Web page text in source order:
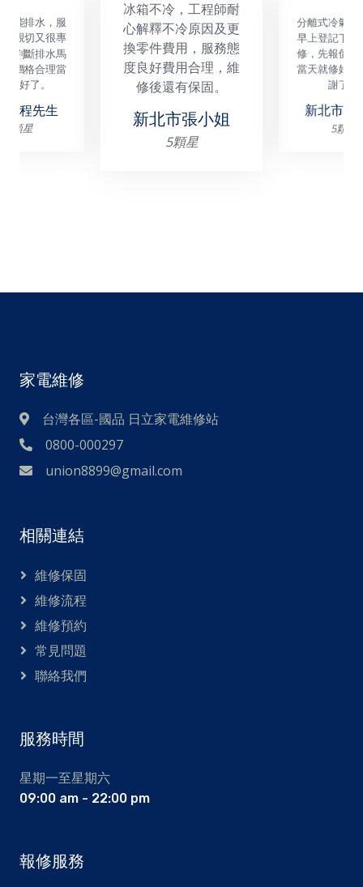
冰箱不冷，工程師耐
心解釋不冷原因及更
換零件費用，服務態
度良好費用合理，維
新北市張小姐
分離式冷氣不開機，
早上登記下午就來維
修，先報價再維修，
當天就修好實在太感
新北市朱先生
家電維修
台灣各區-國品 日立家電維修站
0800-000297
union8899@gmail.com
相關連結
維修保固
維修流程
維修預約
常見問題
聯絡我們
服務時間
星期一至星期六
09:00 am - 22:00 pm
報修服務